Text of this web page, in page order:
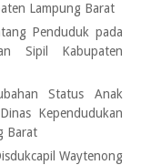
Lampung Barat
Penduduk pada
Sipil Kabupaten
Status Anak
Kependudukan
Barat
Waytenong